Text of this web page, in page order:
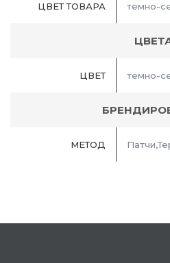
ЦВЕТ ТОВАРА темно-
ЦВЕТ темно-
МЕТОД